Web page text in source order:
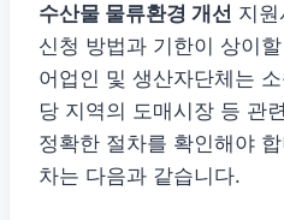
수산물 물류환경 개선 지
신청 방법과 기한이 상이
어업인 및 생산자단체는
당 지역의 도매시장 등 관
정확한 절차를 확인해야
차는 다음과 같습니다.